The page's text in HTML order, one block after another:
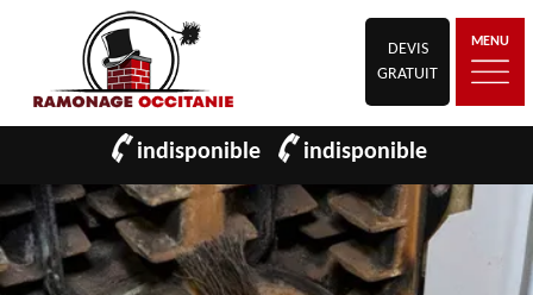
DEVIS
GRATUIT
MENU
indisponible indisponible